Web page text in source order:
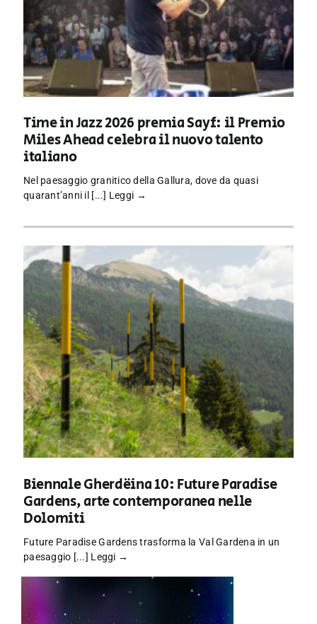
Time in Jazz 2026 premia Sayf: il Premio
Miles Ahead celebra il nuovo talento
italiano
Nel paesaggio granitico della Gallura, dove da quasi
quarant’anni il [...] Leggi →
Biennale Gherdëina 10: Future Paradise
Gardens, arte contemporanea nelle
Dolomiti
Future Paradise Gardens trasforma la Val Gardena in un
paesaggio [...] Leggi →